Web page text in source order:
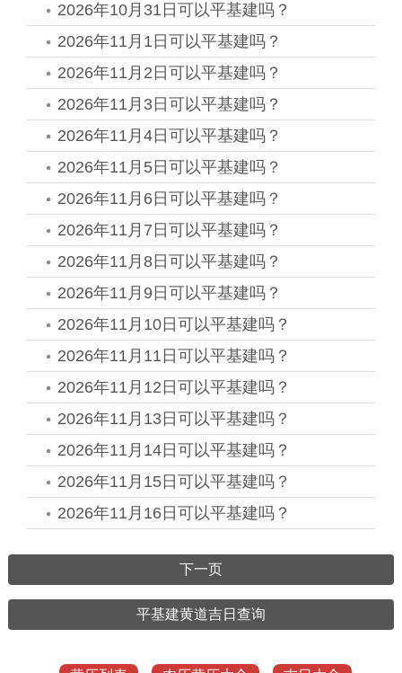
2026年10月31日可以平基建吗？
2026年11月1日可以平基建吗？
2026年11月2日可以平基建吗？
2026年11月3日可以平基建吗？
2026年11月4日可以平基建吗？
2026年11月5日可以平基建吗？
2026年11月6日可以平基建吗？
2026年11月7日可以平基建吗？
2026年11月8日可以平基建吗？
2026年11月9日可以平基建吗？
2026年11月10日可以平基建吗？
2026年11月11日可以平基建吗？
2026年11月12日可以平基建吗？
2026年11月13日可以平基建吗？
2026年11月14日可以平基建吗？
2026年11月15日可以平基建吗？
2026年11月16日可以平基建吗？
下一页
平基建黄道吉日查询